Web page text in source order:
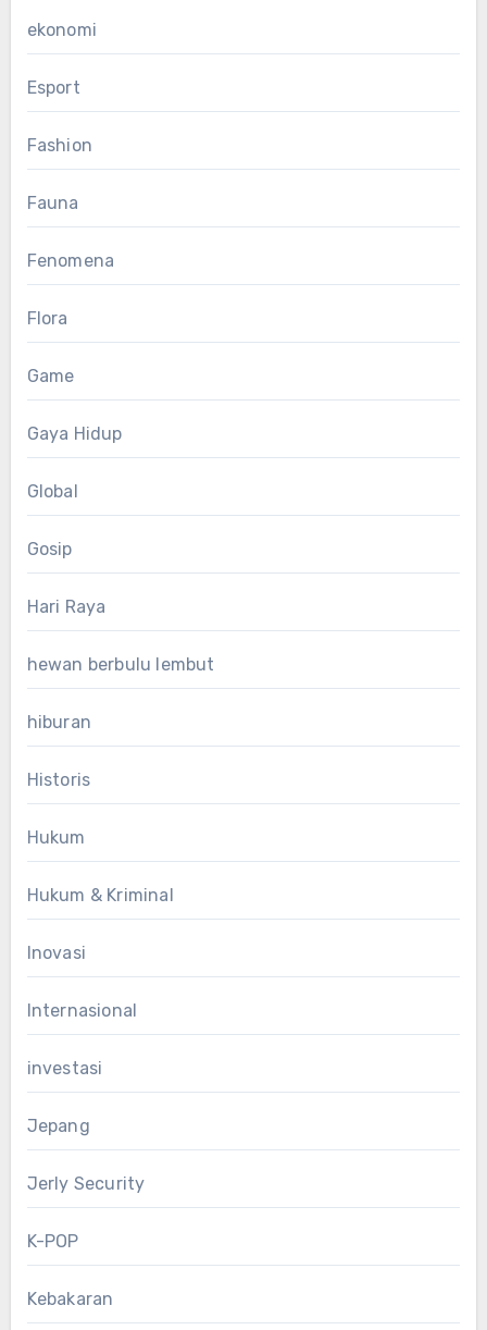
ekonomi
Esport
Fashion
Fauna
Fenomena
Flora
Game
Gaya Hidup
Global
Gosip
Hari Raya
hewan berbulu lembut
hiburan
Historis
Hukum
Hukum & Kriminal
Inovasi
Internasional
investasi
Jepang
Jerly Security
K-POP
Kebakaran